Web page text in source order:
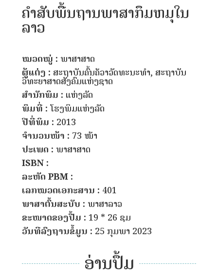
ຄໍາສັບພື້ນຖານພາສາກຶມຫມຸໃນ
ລາວ
ໝວດໝູ່ : ພາສາສາດ
ຜູ້ແຕ່ງ : ສະຖາບັນຄົ້ນຄ້ວາວັດທະນະທຳ, ສະຖາບັນ
ວິທະຍາສາດສັງຄົມແຫ່ງຊາດ
ສຳນັກພິມ : ແຫ່ງລັດ
ພິມທີ່ : ໂຮງພິມແຫ່ງລັດ
ປີທີ່ພິມ : 2013
ຈຳນວນໜ້າ : 73 ໜ້າ
ປະເພດ : ພາສາສາດ
ISBN :
ລະຫັດ PBM :
ເລກໝວດເອກະສານ : 401
ພາສາຕົ້ນສະບັບ : ພາສາລາວ
ຂະໜາດຂອງປື້ມ : 19 * 26 ຊມ
ວັນທີລົງຖານຂໍ້ມູນ : 25 ກຸມພາ 2023
ອ່ານປຶ້ມ